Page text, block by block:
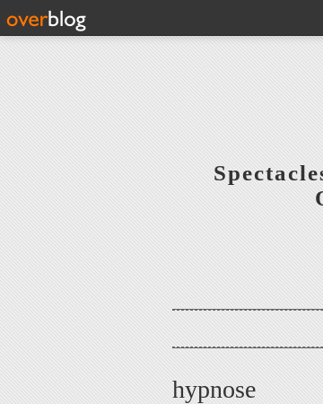
hypnose